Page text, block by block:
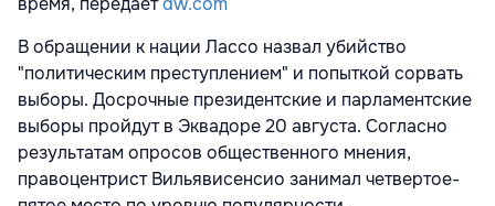
В обращении к нации Лассо назвал убийство
"политическим преступлением" и попыткой сорвать
выборы. Досрочные президентские и парламентские
выборы пройдут в Эквадоре 20 августа. Согласно
результатам опросов общественного мнения,
правоцентрист Вильявисенсио занимал четвертое-